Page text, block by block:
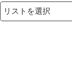
検索リストの選択